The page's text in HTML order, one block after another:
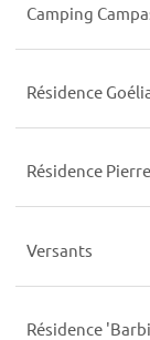
Camping
Résidence
Résidence
Versants
Résidence